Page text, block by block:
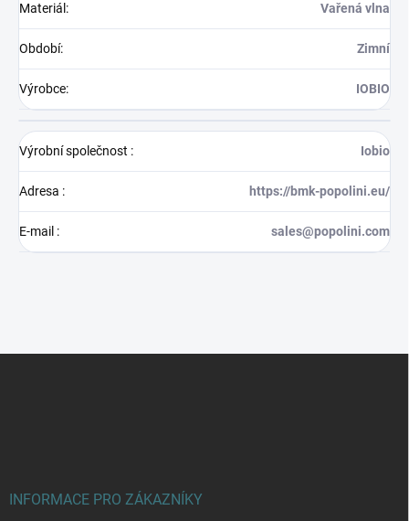
Materiál : Vařená vlna
Období: Zimní
Výrobce: IOBIO
Výrobní společnost : Iobio
Adresa : https://bmk-popolini.eu/
E-mail : sales@popolini.com
INFORMACE PRO ZÁKAZNÍKY